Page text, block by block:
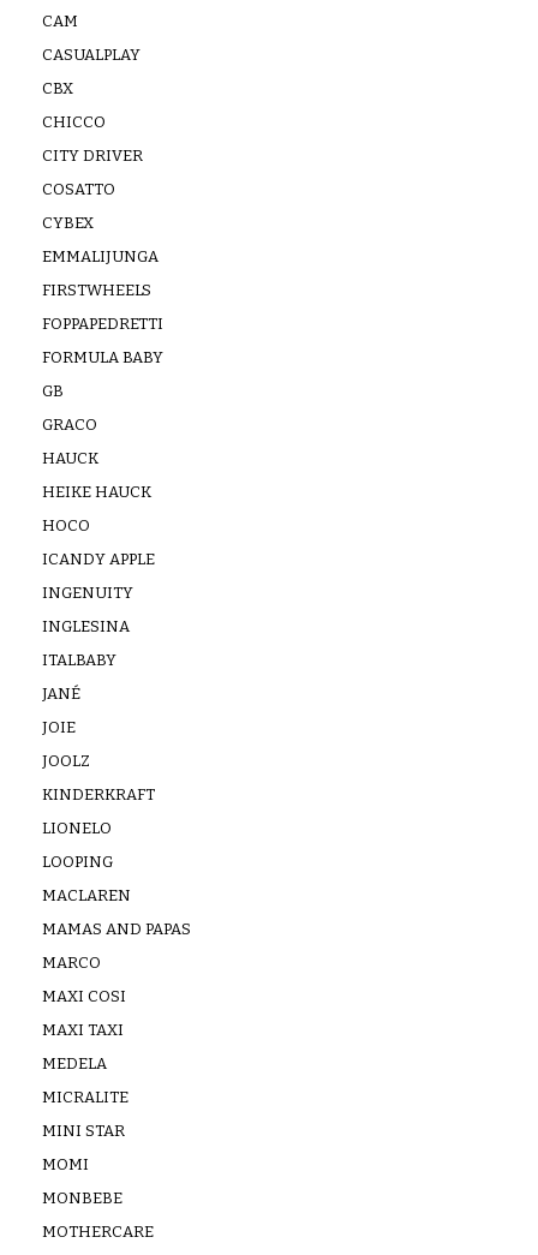
CAM
CASUALPLAY
CBX
CHICCO
CITY DRIVER
COSATTO
CYBEX
EMMALIJUNGA
FIRSTWHEELS
FOPPAPEDRETTI
FORMULA BABY
GB
GRACO
HAUCK
HEIKE HAUCK
HOCO
ICANDY APPLE
INGENUITY
INGLESINA
ITALBABY
JANÉ
JOIE
JOOLZ
KINDERKRAFT
LIONELO
LOOPING
MACLAREN
MAMAS AND PAPAS
MARCO
MAXI COSI
MAXI TAXI
MEDELA
MICRALITE
MINI STAR
MOMI
MONBEBE
MOTHERCARE